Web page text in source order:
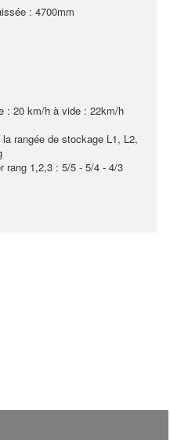
: 4700mm
: 20 km/h à vide : 22km/h
rangée de stockage L1, L2,
rang 1,2,3 : 5/5 - 5/4 - 4/3